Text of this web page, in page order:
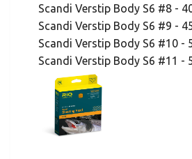
Scandi Verstip Body S6 #8 -
Scandi Verstip Body S6 #9 -
Scandi Verstip Body S6 #10
Scandi Verstip Body S6 #11